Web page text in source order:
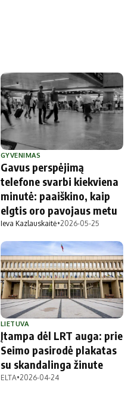
GYVENIMAS
Gavus perspėjimą
telefone svarbi kiekviena
minutė: paaiškino, kaip
elgtis oro pavojaus metu
Ieva Kazlauskaitė•2026-05-25
LIETUVA
Įtampa dėl LRT auga: prie
Seimo pasirodė plakatas
su skandalinga žinute
ELTA•2026-04-24